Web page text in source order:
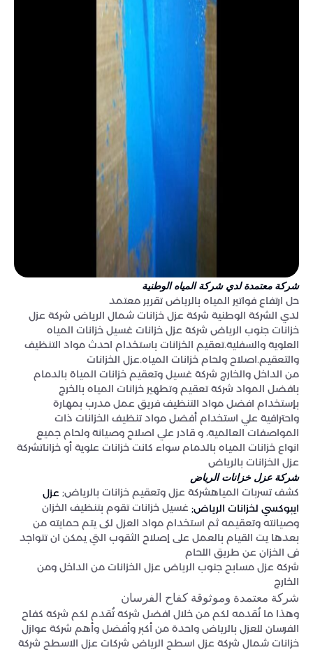
شركة معتمدة لدي شركة المياه الوطنية
حل ارتفاع فواتير المياه بالرياض تقرير معتمد
لدي الشركة الوطنية شركة عزل خزانات شمال الرياض شركة عزل
خزانات جنوب الرياض شركة عزل خزانات غسيل خزانات المياه
العلوية والسفلية.تعقيم الخزانات باستخدام احدث مواد التنظيف
والتعقيم.اصلاح ولحام خزانات المياه.عزل الخزانات
من الداخل والخارج شركة غسيل وتعقيم خزانات المياة بالدمام
بافضل المواد شركة تعقيم وتطهير خزانات المياه بالخرج
بإستخدام افضل مواد التنظيف فريق عمل مدرب بمهارة
واحترافية علي استخدام أفضل مواد تنظيف الخزانات ذات
المواصفات العالمية، و قادر علي اصلاح وصيانة ولحام جميع
انواع خزانات المياه بالدمام سواء كانت خزانات علوية أو خزاناتشركة
عزل الخزانات بالرياض
شركة عزل خزانات الرياض
كشف تسربات المياهشركة عزل وتعقيم خزانات بالرياض; عزل
ايبوكسي لخزانات الرياض; غسيل خزانات تقوم بتنظيف الخزان
وصيانته وتعقيمه ثم استخدام مواد العزل لكى يتم حمايته من
بعدها يت القيام بالعمل على إصلاح الثقوب التي يمكن ان تتواجد
فى الخزان عن طريق اللحام
شركة عزل مسابح جنوب الرياض عزل الخزانات من الداخل ومن
الخارج
شركة معتمدة وموثوقة كفاح الفرسان
وهذا ما نُقدمه لكم من خلال افضل شركة تُقدم لكم شركة كفاح
الفرسان للعزل بالرياض واحدة من أكبر وأفضل وأهم شركة عوازل
خزانات شمال شركة عزل اسطح الرياض شركات عزل الاسطح شركة